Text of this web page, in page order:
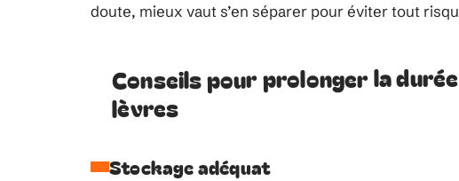
doute, mieux vaut s’en séparer pour éviter tout
Conseils pour prolonger la
lèvres
Stockage adéquat